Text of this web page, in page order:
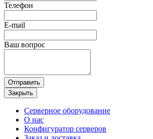
Телефон
E-mail
Ваш вопрос
Отправить
Закрыть
Серверное оборудование
О нас
Конфигуратор серверов